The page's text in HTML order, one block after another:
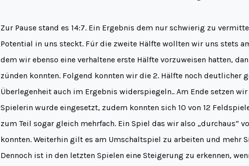
Zur Pause stand es 14:7. Ein Ergebnis dem nur schwierig zu
Potential in uns steckt. Für die zweite Hälfte wollten wir uns stets
dem wir ebenso eine verhaltene erste Hälfte vorzuweisen hatten,
zünden konnten. Folgend konnten wir die 2. Hälfte noch deutlicher
Überlegenheit auch im Ergebnis widerspiegeln.. Am Ende setzen
Spielerin wurde eingesetzt, zudem konnten sich 10 von 12
zum Teil sogar gleich mehrfach. Ein Spiel das wir also „durchaus“
konnten. Weiterhin gilt es am Umschaltspiel zu arbeiten und mehr
Dennoch ist in den letzten Spielen eine Steigerung zu erkennen,